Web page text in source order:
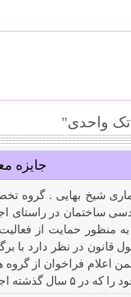
واحدی"
جایزه
شیخ بهایی . گروه
منظور حمایت از
قانون در نظر دارد با
اعلام فراخوان از
سال گذشته اجرا شده ...